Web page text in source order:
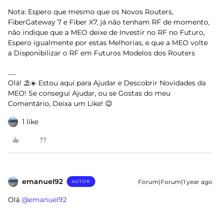
Nota: Espero que mesmo que os Novos Routers,
FiberGateway 7 e Fiber X7, já não tenham RF de momento,
não indique que a MEO deixe de Investir no RF no Futuro,
Espero igualmente por estas Melhorias, e que a MEO volte
a Disponibilizar o RF em Futuros Modelos dos Routers
Olá! ⛱️☀️ Estou aqui para Ajudar e Descobrir Novidades da
MEO! Se consegui Ajudar, ou se Gostas do meu
Comentário, Deixa um Like! 😉
1 like
emanuel92 AUTOR Forum|Forum|1 year ago
Olá ​ @emanuel92